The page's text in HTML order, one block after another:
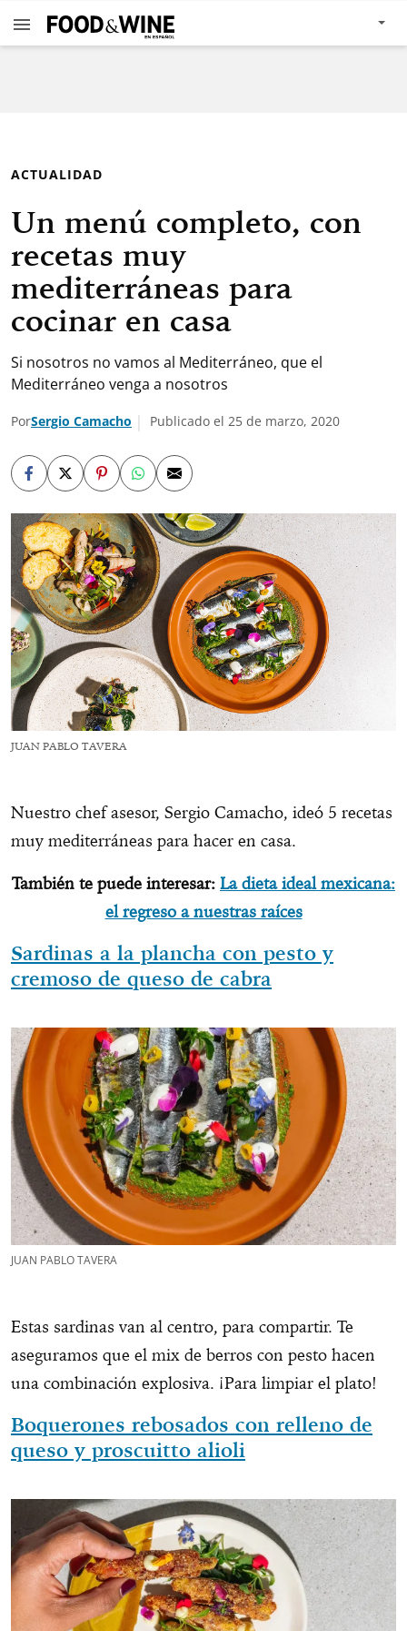
ACTUALIDAD
Un menú completo, con
recetas muy
mediterráneas para
cocinar en casa
Si nosotros no vamos al Mediterráneo, que el
Mediterráneo venga a nosotros
PorSergio Camacho Publicado el 25 de marzo, 2020
JUAN PABLO TAVERA
Nuestro chef asesor, Sergio Camacho, ideó 5 recetas
muy mediterráneas para hacer en casa.
También te puede interesar: La dieta ideal mexicana:
el regreso a nuestras raíces
Sardinas a la plancha con pesto y
cremoso de queso de cabra
JUAN PABLO TAVERA
Estas sardinas van al centro, para compartir. Te
aseguramos que el mix de berros con pesto hacen
una combinación explosiva. ¡Para limpiar el plato!
Boquerones rebosados con relleno de
queso y proscuitto alioli